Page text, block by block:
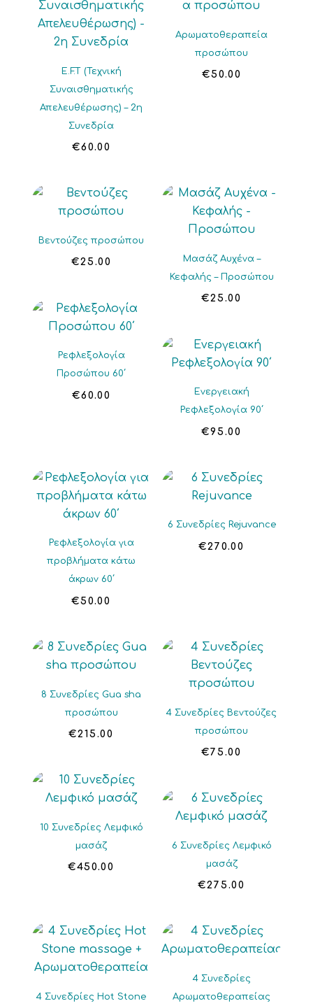
E.F.T (Τεχνική
Συναισθηματικής
Απελευθέρωσης) – 2η
Συνεδρία
€60.00
Αρωματοθεραπεία
προσώπου
€50.00
Βεντούζες προσώπου
€25.00
Μασάζ Αυχένα –
Κεφαλής – Προσώπου
€25.00
Ρεφλεξολογία
Προσώπου 60΄
€60.00
Ενεργειακή
Ρεφλεξολογία 90΄
€95.00
Ρεφλεξολογία για
προβλήματα κάτω
άκρων 60΄
€50.00
6 Συνεδρίες Rejuvance
€270.00
8 Συνεδρίες Gua sha
προσώπου
€215.00
4 Συνεδρίες Βεντούζες
προσώπου
€75.00
10 Συνεδρίες Λεμφικό
μασάζ
€450.00
6 Συνεδρίες Λεμφικό
μασάζ
€275.00
4 Συνεδρίες Hot Stone
4 Συνεδρίες
Αρωματοθεραπείας